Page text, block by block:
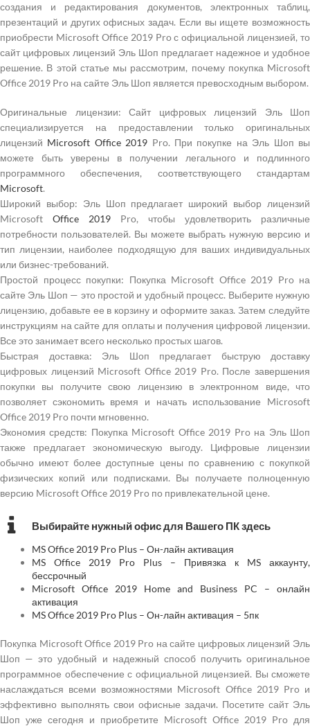
создания и редактирования документов, электронных таблиц,
презентаций и других офисных задач. Если вы ищете возможность
приобрести Microsoft Office 2019 Pro с официальной лицензией, то
сайт цифровых лицензий Эль Шоп предлагает надежное и удобное
решение. В этой статье мы рассмотрим, почему покупка Microsoft
Office 2019 Pro на сайте Эль Шоп является превосходным выбором.
Оригинальные лицензии: Сайт цифровых лицензий Эль Шоп
специализируется на предоставлении только оригинальных
лицензий Microsoft Office 2019 Pro. При покупке на Эль Шоп вы
можете быть уверены в получении легального и подлинного
программного обеспечения, соответствующего стандартам
Microsoft.
Широкий выбор: Эль Шоп предлагает широкий выбор лицензий
Microsoft Office 2019 Pro, чтобы удовлетворить различные
потребности пользователей. Вы можете выбрать нужную версию и
тип лицензии, наиболее подходящую для ваших индивидуальных
или бизнес-требований.
Простой процесс покупки: Покупка Microsoft Office 2019 Pro на
сайте Эль Шоп — это простой и удобный процесс. Выберите нужную
лицензию, добавьте ее в корзину и оформите заказ. Затем следуйте
инструкциям на сайте для оплаты и получения цифровой лицензии.
Все это занимает всего несколько простых шагов.
Быстрая доставка: Эль Шоп предлагает быструю доставку
цифровых лицензий Microsoft Office 2019 Pro. После завершения
покупки вы получите свою лицензию в электронном виде, что
позволяет сэкономить время и начать использование Microsoft
Office 2019 Pro почти мгновенно.
Экономия средств: Покупка Microsoft Office 2019 Pro на Эль Шоп
также предлагает экономическую выгоду. Цифровые лицензии
обычно имеют более доступные цены по сравнению с покупкой
физических копий или подписками. Вы получаете полноценную
версию Microsoft Office 2019 Pro по привлекательной цене.
Выбирайте нужный офис для Вашего ПК здесь
MS Office 2019 Pro Plus – Он-лайн активация
MS Office 2019 Pro Plus – Привязка к MS аккаунту,
бессрочный
Microsoft Office 2019 Home and Business PC – онлайн
активация
MS Office 2019 Pro Plus – Он-лайн активация – 5пк
Покупка Microsoft Office 2019 Pro на сайте цифровых лицензий Эль
Шоп — это удобный и надежный способ получить оригинальное
программное обеспечение с официальной лицензией. Вы сможете
наслаждаться всеми возможностями Microsoft Office 2019 Pro и
эффективно выполнять свои офисные задачи. Посетите сайт Эль
Шоп уже сегодня и приобретите Microsoft Office 2019 Pro для